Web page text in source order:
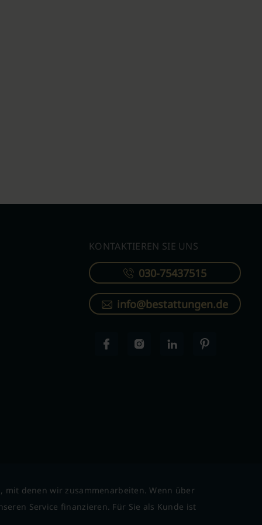
KONTAKTIEREN SIE UNS
030-75437515
info@bestattungen.de
denen wir zusammenarbeiten. Wenn über
Service finanzieren. Für Sie als Kunde ist